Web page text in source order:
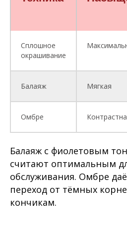
Сплошное
окрашивание
Балаяж Мягкая
Омбре
Балаяж с фиолетовым
считают оптимальным
обслуживания. Омбре
переход от тёмных
кончикам.